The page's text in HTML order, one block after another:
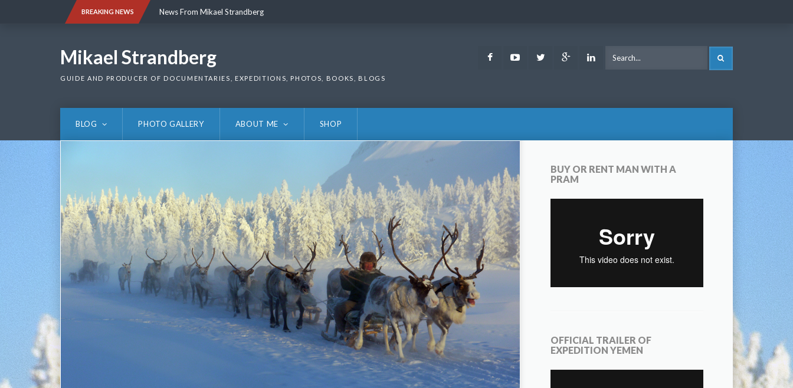
BREAKING NEWS News From Mikael Strandberg
Mikael Strandberg
GUIDE AND PRODUCER OF DOCUMENTARIES, EXPEDITIONS, PHOTOS, BOOKS, BLOGS
FacebookYoutubeTwitter Google LinkedIn
BLOG PHOTO GALLERY ABOUT ME SHOP
BUY OR RENT MAN WITH A
PRAM
OFFICIAL TRAILER OF
EXPEDITION YEMEN